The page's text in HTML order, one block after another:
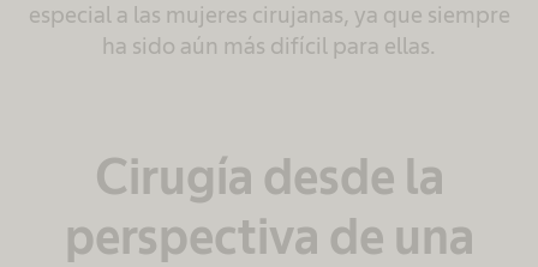
especial a las mujeres cirujanas, ya que siempre
ha sido aún más difícil para ellas.
Cirugía desde la
perspectiva de una